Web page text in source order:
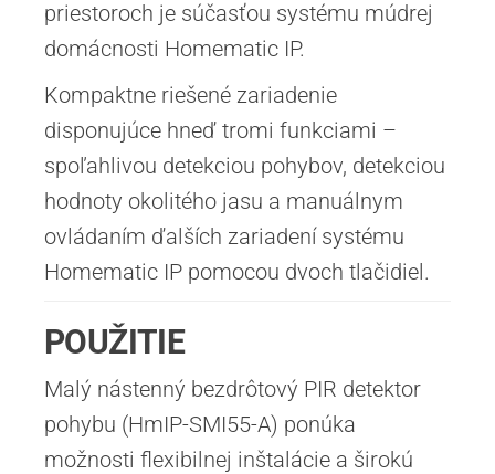
priestoroch je súčasťou systému múdrej
domácnosti Homematic IP.
Kompaktne riešené zariadenie
disponujúce hneď tromi funkciami –
spoľahlivou detekciou pohybov, detekciou
hodnoty okolitého jasu a manuálnym
ovládaním ďalších zariadení systému
Homematic IP pomocou dvoch tlačidiel.
POUŽITIE
Malý nástenný bezdrôtový PIR detektor
pohybu (HmIP-SMI55-A) ponúka
možnosti flexibilnej inštalácie a širokú